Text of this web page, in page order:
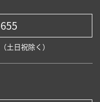
日祝除く）